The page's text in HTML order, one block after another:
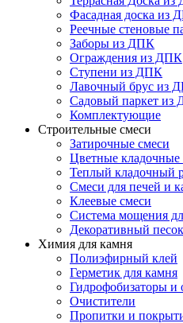
Фасадная доска из
Реечные стеновые
Заборы из ДПК
Ограждения из ДПК
Ступени из ДПК
Лавочный брус из
Садовый паркет из
Комплектующие
Строительные смеси
Затирочные смеси
Цветные кладочные
Теплый кладочный
Смеси для печей и
Клеевые смеси
Система мощения
Декоративный песок
Химия для камня
Полиэфирный клей
Герметик для камня
Гидрофобизаторы и
Очистители
Пропитки и